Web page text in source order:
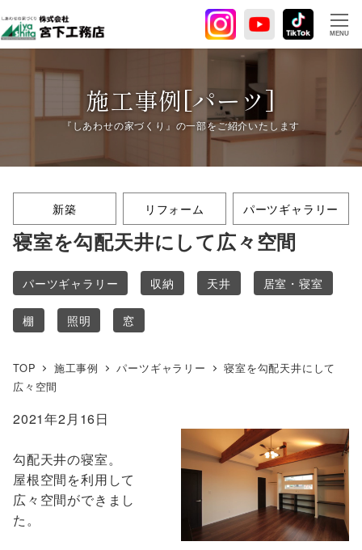
イ
ン
へ
MENU
施工事例[パーツ]
新築 リフォーム パーツギャラリー
寝室を勾配天井にして広々空間
パーツギャラリー 収納 天井 居室・寝室
棚 照明 窓
TOP 施工事例 パーツギャラリー
寝室を勾配天井にして
広々空間
2021年2月16日
勾配天井の寝室。
屋根空間を利用して
広々空間ができまし
た。